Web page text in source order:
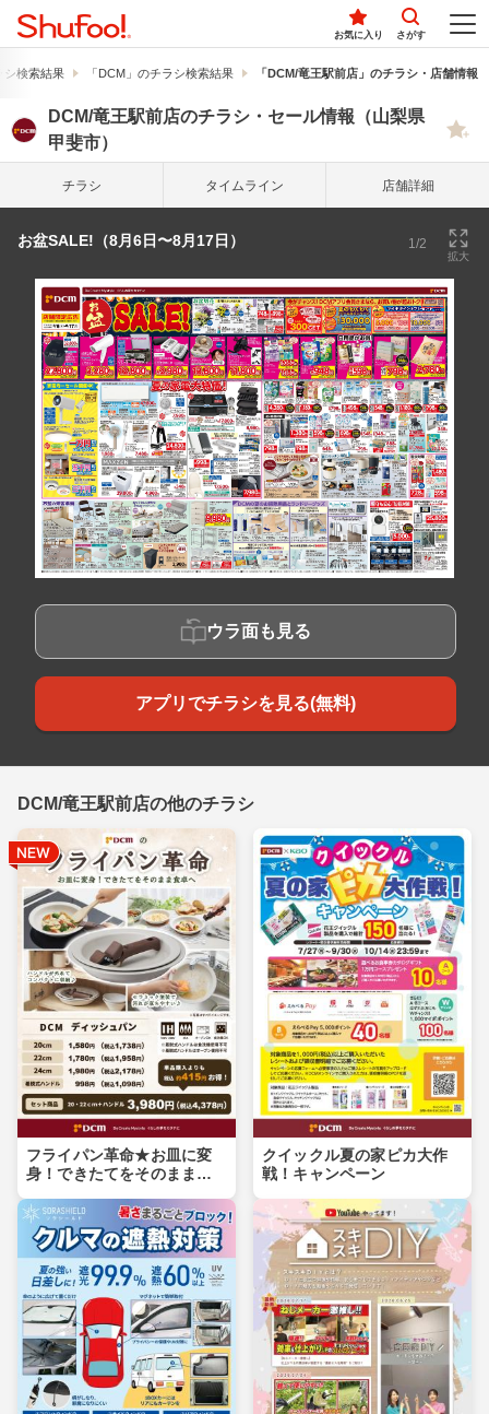
お気に入り さがす
シ検索結果 「DCM」のチラシ検索結果 「DCM/竜王駅前店」のチラシ・店舗情報
DCM/竜王駅前店のチラシ・セール情報（山梨県
甲斐市）
チラシ タイム ライン 店舗詳細
お盆SALE!（8月6日〜8月17日） 1/2
拡大
ウラ面も見る
アプリでチラシを見る(無料)
DCM/竜王駅前店の他のチラシ
フライパン革命★お皿に変
身！できたてをそのまま食
クイックル夏の家ピカ大作
戦！キャンペーン